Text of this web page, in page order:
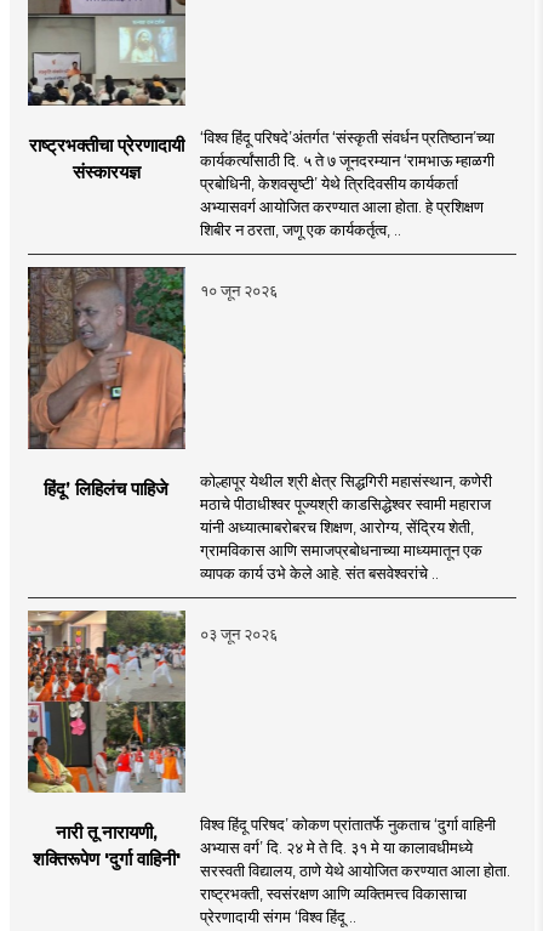
राष्ट्रभक्तीचा प्रेरणादायी
संस्कारयज्ञ
‘विश्व हिंदू परिषदे’अंतर्गत ‘संस्कृती संवर्धन प्रतिष्ठान’च्या
कार्यकर्त्यांसाठी दि. ५ ते ७ जूनदरम्यान ‘रामभाऊ म्हाळगी
प्रबोधिनी, केशवसृष्टी’ येथे त्रिदिवसीय कार्यकर्ता
अभ्यासवर्ग आयोजित करण्यात आला होता. हे प्रशिक्षण
शिबीर न ठरता, जणू एक कार्यकर्तृत्व, ..
१० जून २०२६
हिंदू’ लिहिलंच पाहिजे
कोल्हापूर येथील श्री क्षेत्र सिद्धगिरी महासंस्थान, कणेरी
मठाचे पीठाधीश्वर पूज्यश्री काडसिद्धेश्वर स्वामी महाराज
यांनी अध्यात्माबरोबरच शिक्षण, आरोग्य, सेंद्रिय शेती,
ग्रामविकास आणि समाजप्रबोधनाच्या माध्यमातून एक
व्यापक कार्य उभे केले आहे. संत बसवेश्वरांचे ..
०३ जून २०२६
नारी तू नारायणी,
शक्तिरूपेण 'दुर्गा वाहिनी'
विश्व हिंदू परिषद’ कोकण प्रांतातर्फे नुकताच ‘दुर्गा वाहिनी
अभ्यास वर्ग’ दि. २४ मे ते दि. ३१ मे या कालावधीमध्ये
सरस्वती विद्यालय, ठाणे येथे आयोजित करण्यात आला होता.
राष्ट्रभक्ती, स्वसंरक्षण आणि व्यक्तिमत्त्व विकासाचा
प्रेरणादायी संगम ‘विश्व हिंदू ..